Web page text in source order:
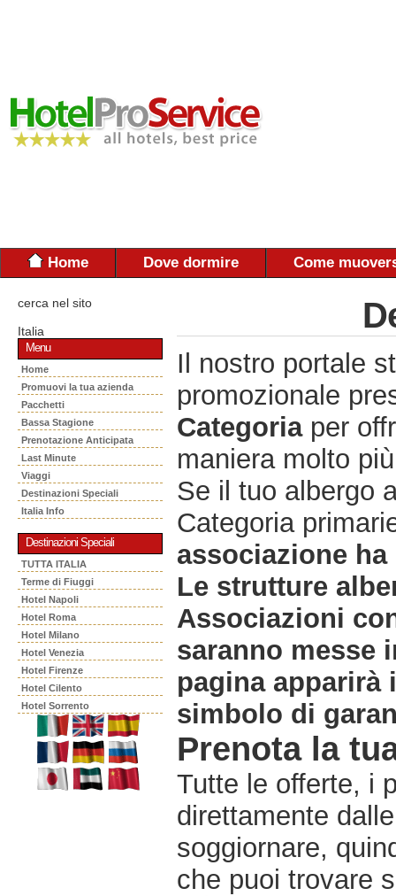
Home Dove dormire Come
cerca nel sito
Italia
Menu
Home
Promuovi la tua azienda
Pacchetti
Bassa Stagione
Prenotazione Anticipata
Last Minute
Viaggi
Destinazioni Speciali
Italia Info
Destinazioni Speciali
TUTTA ITALIA
Terme di Fiuggi
Hotel Napoli
Hotel Roma
Hotel Milano
Hotel Venezia
Hotel Firenze
Hotel Cilento
Hotel Sorrento
Il nostro portale
promozionale
Categoriaper
maniera molto
Se il tuo albergo
Categoria
associazione
Le strutture
Associazioni
saranno messe
pagina apparirà
simbolo di
Prenota la
Tutte le offerte, i
direttamente
soggiornare,
che puoi trovare